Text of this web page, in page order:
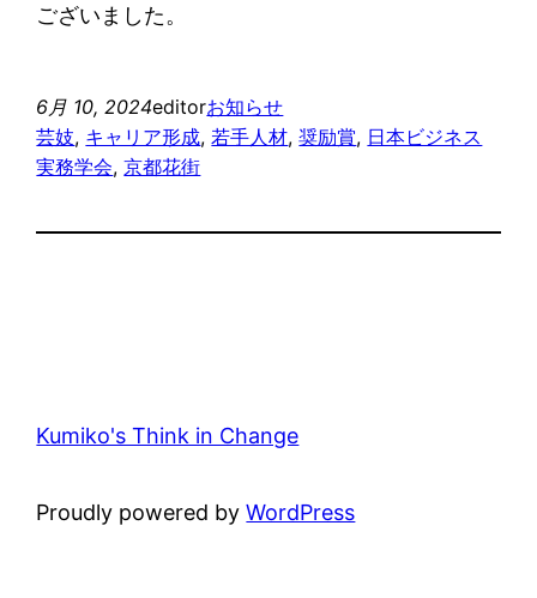
ございました。
6月 10, 2024editorお知らせ
芸妓, キャリア形成, 若手人材, 奨励賞, 日本ビジネス
実務学会, 京都花街
Kumiko's Think in Change
Proudly powered byWordPress